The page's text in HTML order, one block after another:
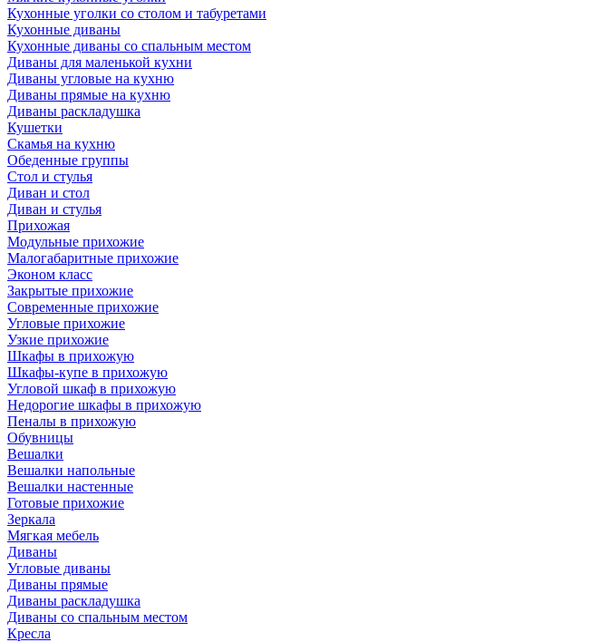
Кухонные уголки со столом и табуретами
Кухонные диваны
Кухонные диваны со спальным местом
Диваны для маленькой кухни
Диваны угловые на кухню
Диваны прямые на кухню
Диваны раскладушка
Кушетки
Скамья на кухню
Обеденные группы
Стол и стулья
Диван и стол
Диван и стулья
Прихожая
Модульные прихожие
Малогабаритные прихожие
Эконом класс
Закрытые прихожие
Современные прихожие
Угловые прихожие
Узкие прихожие
Шкафы в прихожую
Шкафы-купе в прихожую
Угловой шкаф в прихожую
Недорогие шкафы в прихожую
Пеналы в прихожую
Обувницы
Вешалки
Вешалки напольные
Вешалки настенные
Готовые прихожие
Зеркала
Мягкая мебель
Диваны
Угловые диваны
Диваны прямые
Диваны раскладушка
Диваны со спальным местом
Кресла